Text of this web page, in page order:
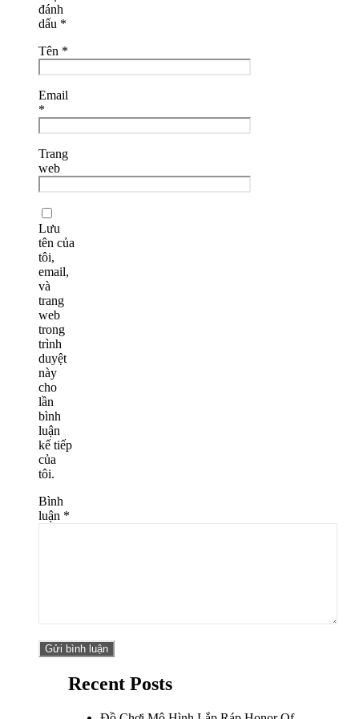
đánh
dấu *
Tên *
Email
*
Trang
web
Lưu
tên của
tôi,
email,
và
trang
web
trong
trình
duyệt
này
cho
lần
bình
luận
kế tiếp
của
tôi.
Bình
luận *
Recent Posts